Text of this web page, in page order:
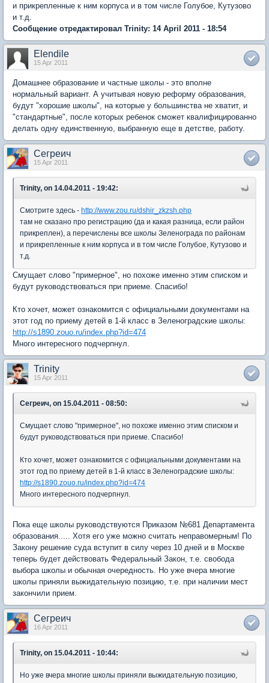
и прикрепленные к ним корпуса и в том числе Голубое, Кутузово
и т.д.
Сообщение отредактировал Trinity: 14 April 2011 - 18:54
Elendile
15 Apr 2011
Домашнее образование и частные школы - это вполне
нормальный вариант. А учитывая новую реформу образования,
будут "хорошие школы", на которые у большинства не хватит, и
"стандартные", после которых ребенок сможет квалифицированно
делать одну единственную, выбранную еще в детстве, работу.
Сегреич
15 Apr 2011
Trinity, on 14.04.2011 - 19:42:
Смотрите здесь - http://www.zou.ru/dshir_zkzsh.php
там не сказано про регистрацию (да и какая разница, если район
прикреплен), а перечислены все школы Зеленограда по районам
и прикрепленные к ним корпуса и в том числе Голубое, Кутузово и
т.д.
Смущает слово "примерное", но похоже именно этим списком и
будут руководствоваться при приеме. Спасибо!
Кто хочет, может ознакомится с официальными документами на
этот год по приему детей в 1-й класс в Зеленоградские школы:
http://s1890.zouo.ru/index.php?id=474
Много интересного подчерпнул.
Trinity
15 Apr 2011
Сегреич, on 15.04.2011 - 08:50:
Смущает слово "примерное", но похоже именно этим списком и
будут руководствоваться при приеме. Спасибо!
Кто хочет, может ознакомится с официальными документами на
этот год по приему детей в 1-й класс в Зеленоградские школы:
http://s1890.zouo.ru/index.php?id=474
Много интересного подчерпнул.
Пока еще школы руководствуются Приказом №681 Департамента
образования..... Хотя его уже можно считать неправомерным! По
Закону решение суда вступит в силу через 10 дней и в Москве
теперь будет действовать Федеральный Закон, т.е. свобода
выбора школы и обычная очередность. Но уже вчера многие
школы приняли выжидательную позицию, т.е. при наличии мест
закончили прием.
Сегреич
16 Apr 2011
Trinity, on 15.04.2011 - 10:44:
Но уже вчера многие школы приняли выжидательную позицию,